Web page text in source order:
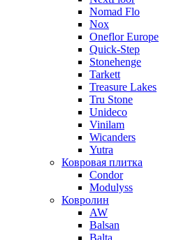
Nomad Flo
Nox
Oneflor Europe
Quick-Step
Stonehenge
Tarkett
Treasure Lakes
Tru Stone
Unideco
Vinilam
Wicanders
Yutra
Ковровая плитка
Condor
Modulyss
Ковролин
AW
Balsan
Balta